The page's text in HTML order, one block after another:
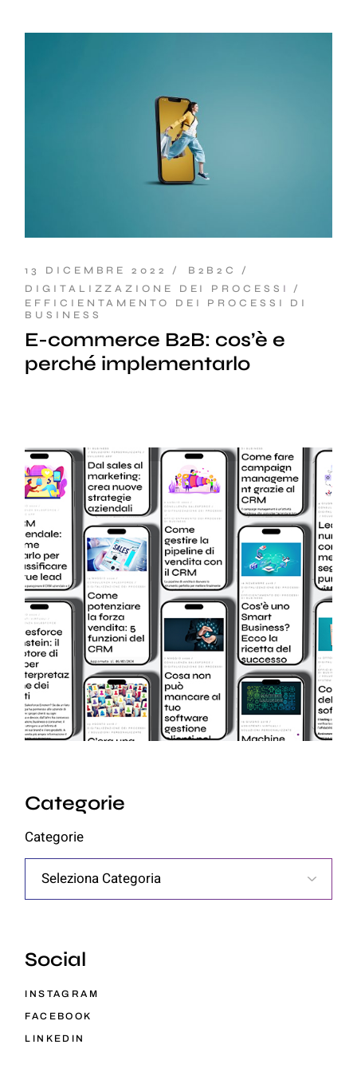
13 DICEMBRE 2022
B2B2C
DIGITALIZZAZIONE DEI PROCESSI
EFFICIENTAMENTO DEI PROCESSI DI
BUSINESS
E-commerce B2B: cos’è e
perché implementarlo
Categorie
Categorie
Social
INSTAGRAM
FACEBOOK
LINKEDIN